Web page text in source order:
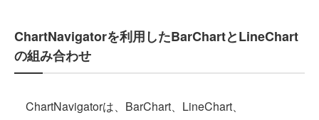
ChartNavigatorを利用したBarChartとLineChart
の組み合わせ
ChartNavigatorは、BarChart、LineChart、